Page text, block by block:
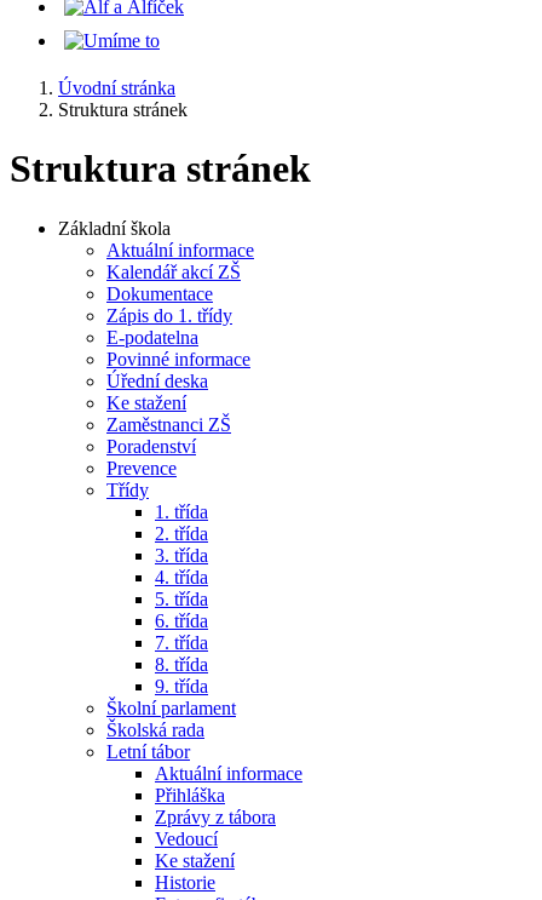
Úvodní stránka
Struktura stránek
Struktura stránek
Základní škola
Aktuální informace
Kalendář akcí ZŠ
Dokumentace
Zápis do 1. třídy
E-podatelna
Povinné informace
Úřední deska
Ke stažení
Zaměstnanci ZŠ
Poradenství
Prevence
Třídy
1. třída
2. třída
3. třída
4. třída
5. třída
6. třída
7. třída
8. třída
9. třída
Školní parlament
Školská rada
Letní tábor
Aktuální informace
Přihláška
Zprávy z tábora
Vedoucí
Ke stažení
Historie